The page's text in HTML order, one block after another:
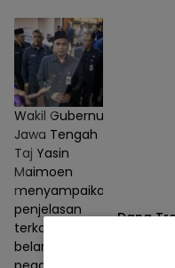
Wakil Gubernur
Jawa Tengah
Taj Yasin
Maimoen
menyampaikan
penjelasan
terkait kondisi
belanja
Dana